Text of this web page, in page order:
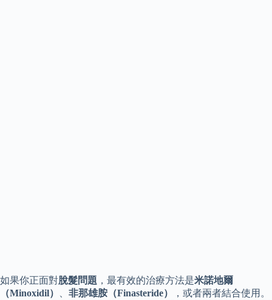
如果你正面對脫髮問題 ，最有效的治療方法是米諾地爾
（Minoxidil）
非那雄胺（Finasteride）
，或者兩者結合使用。